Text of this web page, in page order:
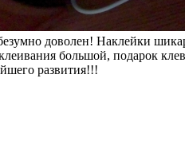
доволен! Наклейки
большой, подарок
развития!!!